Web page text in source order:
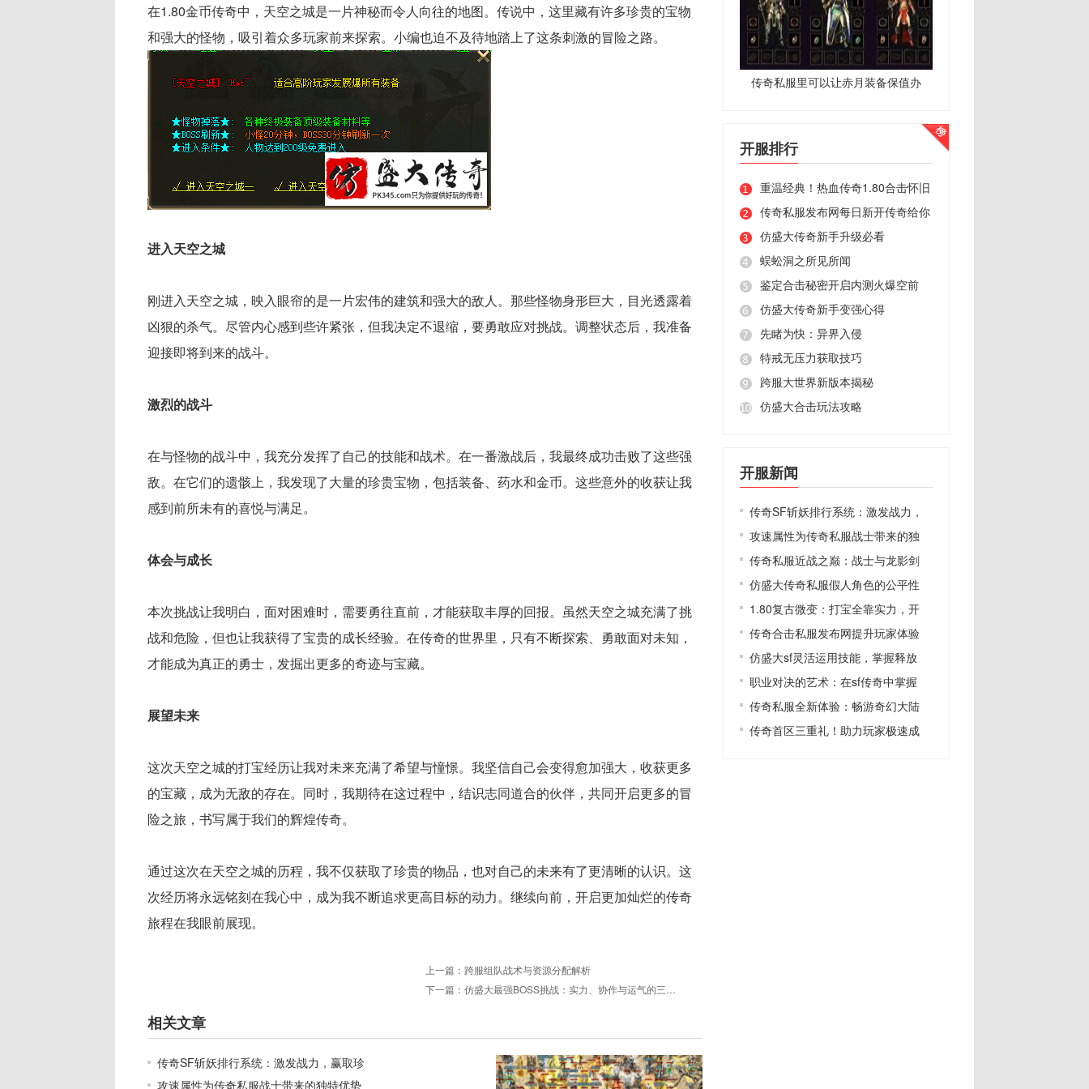
在1.80金币传奇中，天空之城是一片神秘而令人向往的地图。传说中，这里藏有许多珍贵的宝物
和强大的怪物，吸引着众多玩家前来探索。小编也迫不及待地踏上了这条刺激的冒险之路。
进入天空之城
刚进入天空之城，映入眼帘的是一片宏伟的建筑和强大的敌人。那些怪物身形巨大，目光透露着
凶狠的杀气。尽管内心感到些许紧张，但我决定不退缩，要勇敢应对挑战。调整状态后，我准备
迎接即将到来的战斗。
激烈的战斗
在与怪物的战斗中，我充分发挥了自己的技能和战术。在一番激战后，我最终成功击败了这些强
敌。在它们的遗骸上，我发现了大量的珍贵宝物，包括装备、药水和金币。这些意外的收获让我
感到前所未有的喜悦与满足。
体会与成长
本次挑战让我明白，面对困难时，需要勇往直前，才能获取丰厚的回报。虽然天空之城充满了挑
战和危险，但也让我获得了宝贵的成长经验。在传奇的世界里，只有不断探索、勇敢面对未知，
才能成为真正的勇士，发掘出更多的奇迹与宝藏。
展望未来
这次天空之城的打宝经历让我对未来充满了希望与憧憬。我坚信自己会变得愈加强大，收获更多
的宝藏，成为无敌的存在。同时，我期待在这过程中，结识志同道合的伙伴，共同开启更多的冒
险之旅，书写属于我们的辉煌传奇。
通过这次在天空之城的历程，我不仅获取了珍贵的物品，也对自己的未来有了更清晰的认识。这
次经历将永远铭刻在我心中，成为我不断追求更高目标的动力。继续向前，开启更加灿烂的传奇
旅程在我眼前展现。
上一篇： 跨服组队战术与资源分配解析
下一篇： 仿盛大最强BOSS挑战：实力、协作与运气的三重考验
相关文章
传奇SF斩妖排行系统：激发战力，赢取珍
攻速属性为传奇私服战士带来的独特优势
传奇私服里可以让赤月装备保值办
开服排行
重温经典！热血传奇1.80合击怀旧
传奇私服发布网每日新开传奇给你
仿盛大传奇新手升级必看
蜈蚣洞之所见所闻
鉴定合击秘密开启内测火爆空前
仿盛大传奇新手变强心得
先睹为快：异界入侵
特戒无压力获取技巧
跨服大世界新版本揭秘
仿盛大合击玩法攻略
开服新闻
传奇SF斩妖排行系统：激发战力，
攻速属性为传奇私服战士带来的独
传奇私服近战之巅：战士与龙影剑
仿盛大传奇私服假人角色的公平性
1.80复古微变：打宝全靠实力，开
传奇合击私服发布网提升玩家体验
仿盛大sf灵活运用技能，掌握释放
职业对决的艺术：在sf传奇中掌握
传奇私服全新体验：畅游奇幻大陆
传奇首区三重礼！助力玩家极速成